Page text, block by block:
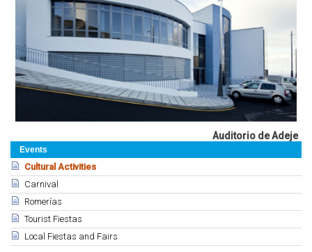
Events
Cultural Activities
Carnival
Romerías
Tourist Fiestas
Local Fiestas and Fairs
Auditorio de Adeje